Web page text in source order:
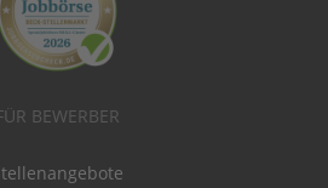
BEWERBER